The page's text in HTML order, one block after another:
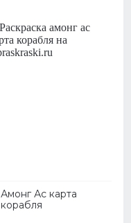
Амонг Ас карта
корабля